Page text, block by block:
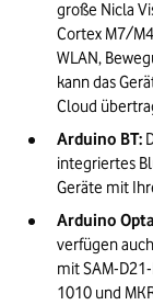
große Nicla
Cortex M7/
WLAN,
kann das
Cloud
Arduino BT:
integriertes
Geräte mit
Arduino
verfügen
mit SAM-
1010 und